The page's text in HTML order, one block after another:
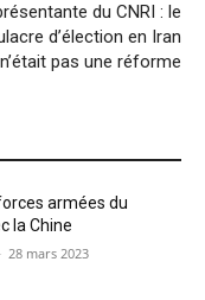
du CNRI : le
d’élection en Iran
n’était pas une réforme
armées du
la Chine
- 28 mars 2023